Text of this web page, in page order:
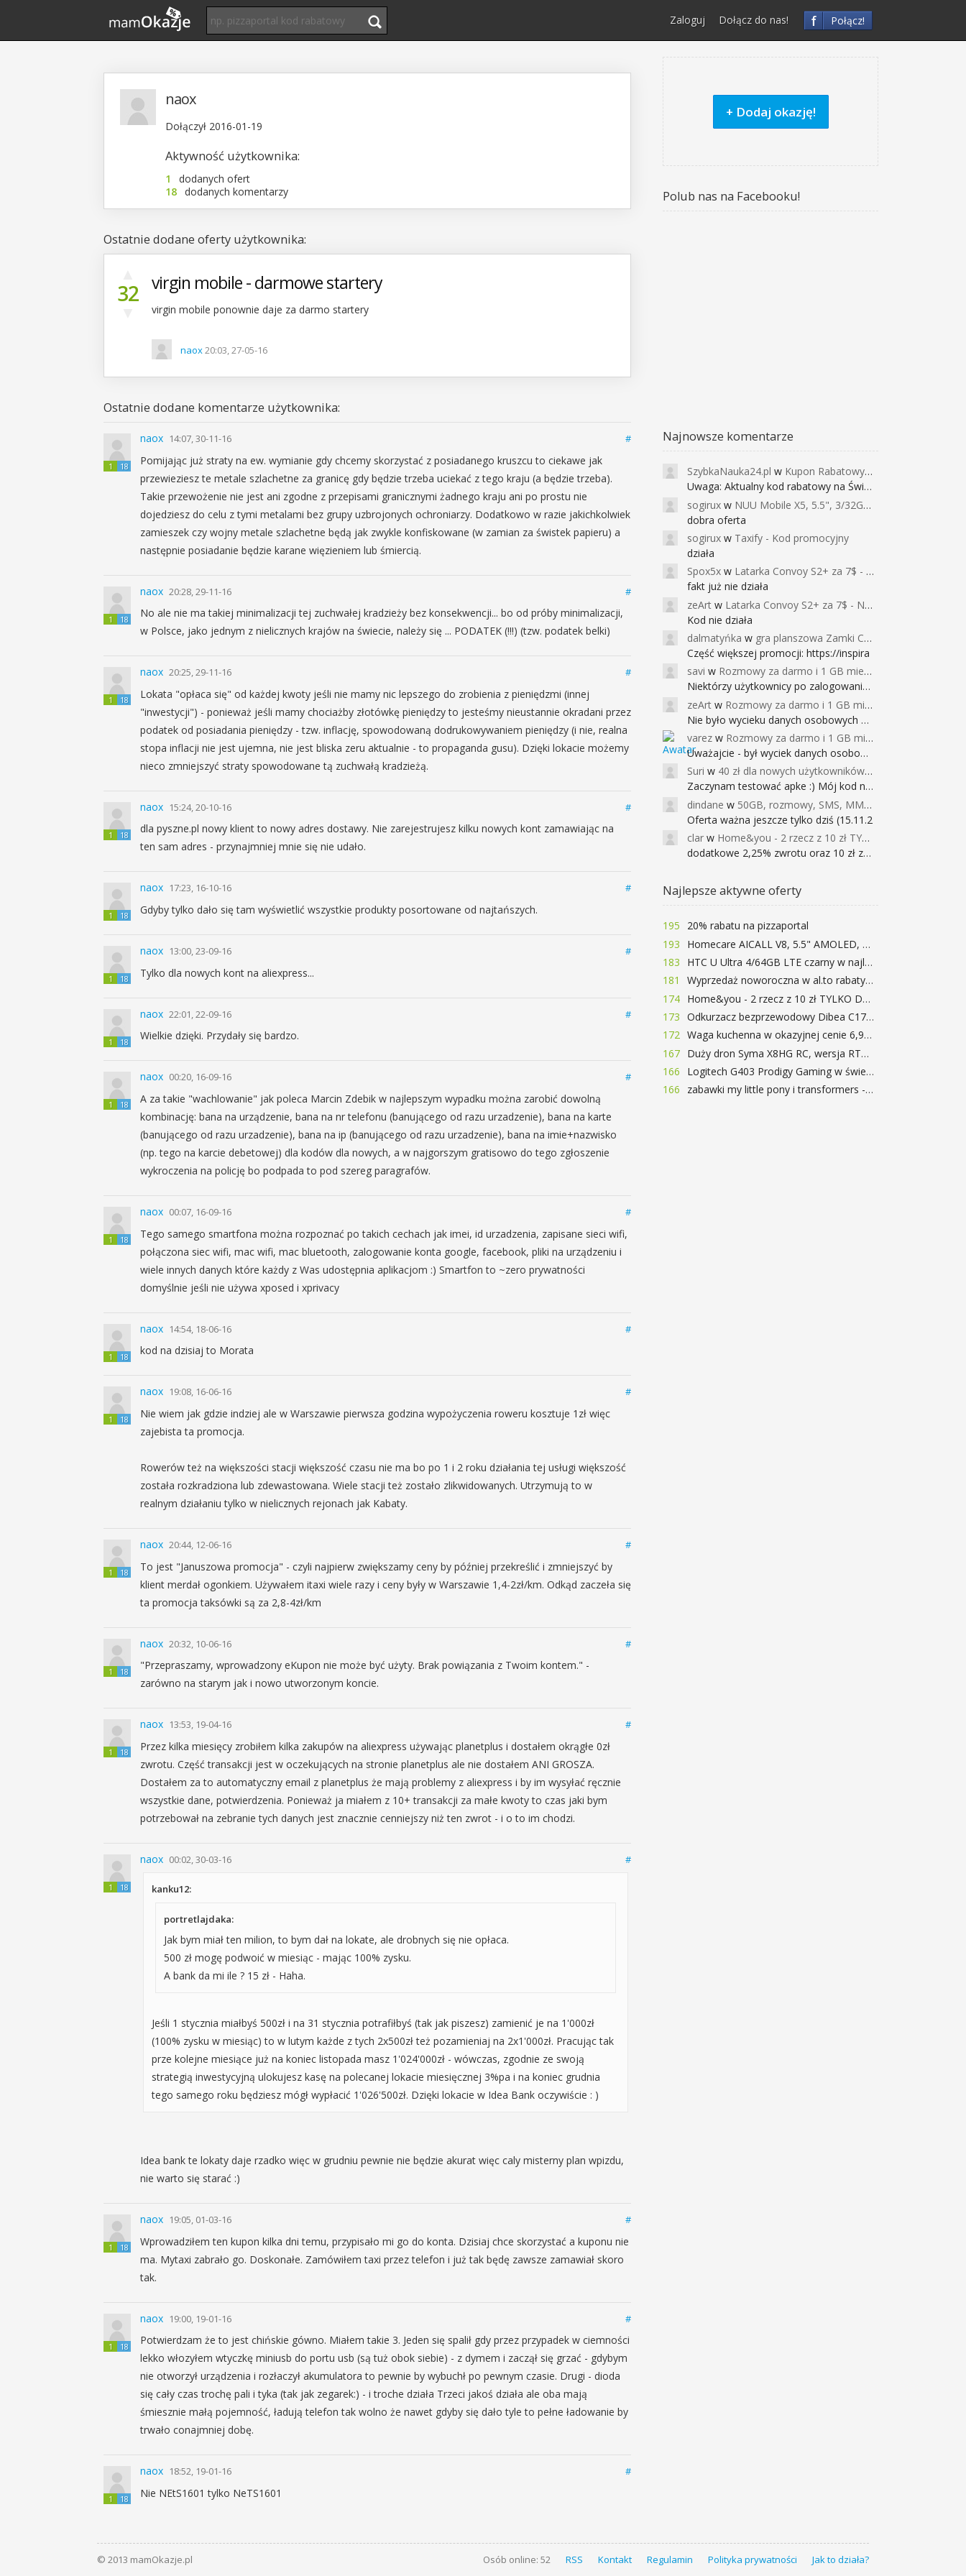
f Połącz!
Zaloguj Dołącz do nas!
naox
Dołączył 2016-01-19
Aktywność użytkownika:
1
dodanych ofert
18 dodanych komentarzy
Ostatnie dodane oferty użytkownika:
32 virgin mobile - darmowe startery
virgin mobile ponownie daje za darmo startery
naox20:03, 27-05-16
Ostatnie dodane komentarze użytkownika:
1 18
naox 14:07, 30-11-16 #
Pomijając już straty na ew. wymianie gdy chcemy skorzystać z posiadanego kruszcu to ciekawe jak
przewieziesz te metale szlachetne za granicę gdy będzie trzeba uciekać z tego kraju (a będzie trzeba).
Takie przewożenie nie jest ani zgodne z przepisami granicznymi żadnego kraju ani po prostu nie
dojedziesz do celu z tymi metalami bez grupy uzbrojonych ochroniarzy. Dodatkowo w razie jakichkolwiek
zamieszek czy wojny metale szlachetne będą jak zwykle konfiskowane (w zamian za świstek papieru) a
następnie posiadanie będzie karane więzieniem lub śmiercią.
1 18
naox 20:28, 29-11-16 #
No ale nie ma takiej minimalizacji tej zuchwałej kradzieży bez konsekwencji... bo od próby minimalizacji,
w Polsce, jako jednym z nielicznych krajów na świecie, należy się ... PODATEK (!!!) (tzw. podatek belki)
1 18
naox 20:25, 29-11-16 #
Lokata "opłaca się" od każdej kwoty jeśli nie mamy nic lepszego do zrobienia z pieniędzmi (innej
"inwestycji") - ponieważ jeśli mamy chociażby złotówkę pieniędzy to jesteśmy nieustannie okradani przez
podatek od posiadania pieniędzy - tzw. inflację, spowodowaną dodrukowywaniem pieniędzy (i nie, realna
stopa inflacji nie jest ujemna, nie jest bliska zeru aktualnie - to propaganda gusu). Dzięki lokacie możemy
nieco zmniejszyć straty spowodowane tą zuchwałą kradzieżą.
1 18
naox 15:24, 20-10-16 #
dla pyszne.pl nowy klient to nowy adres dostawy. Nie zarejestrujesz kilku nowych kont zamawiając na
ten sam adres - przynajmniej mnie się nie udało.
1 18
naox 17:23, 16-10-16 #
Gdyby tylko dało się tam wyświetlić wszystkie produkty posortowane od najtańszych.
1 18
naox 13:00, 23-09-16 #
Tylko dla nowych kont na aliexpress...
1 18
naox 22:01, 22-09-16 #
Wielkie dzięki. Przydały się bardzo.
1 18
naox 00:20, 16-09-16 #
A za takie "wachlowanie" jak poleca Marcin Zdebik w najlepszym wypadku można zarobić dowolną
kombinację: bana na urządzenie, bana na nr telefonu (banującego od razu urzadzenie), bana na karte
(banującego od razu urzadzenie), bana na ip (banującego od razu urzadzenie), bana na imie+nazwisko
(np. tego na karcie debetowej) dla kodów dla nowych, a w najgorszym gratisowo do tego zgłoszenie
wykroczenia na policję bo podpada to pod szereg paragrafów.
1 18
naox 00:07, 16-09-16 #
Tego samego smartfona można rozpoznać po takich cechach jak imei, id urzadzenia, zapisane sieci wifi,
połączona siec wifi, mac wifi, mac bluetooth, zalogowanie konta google, facebook, pliki na urządzeniu i
wiele innych danych które każdy z Was udostępnia aplikacjom :) Smartfon to ~zero prywatności
domyślnie jeśli nie używa xposed i xprivacy
1 18
naox 14:54, 18-06-16 #
kod na dzisiaj to Morata
1 18
naox 19:08, 16-06-16 #
Nie wiem jak gdzie indziej ale w Warszawie pierwsza godzina wypożyczenia roweru kosztuje 1zł więc
zajebista ta promocja.
Rowerów też na większości stacji większość czasu nie ma bo po 1 i 2 roku działania tej usługi większość
została rozkradziona lub zdewastowana. Wiele stacji też zostało zlikwidowanych. Utrzymują to w
realnym działaniu tylko w nielicznych rejonach jak Kabaty.
1 18
naox 20:44, 12-06-16 #
To jest "Januszowa promocja" - czyli najpierw zwiększamy ceny by później przekreślić i zmniejszyć by
klient merdał ogonkiem. Używałem itaxi wiele razy i ceny były w Warszawie 1,4-2zł/km. Odkąd zaczeła się
ta promocja taksówki są za 2,8-4zł/km
1 18
naox 20:32, 10-06-16 #
"Przepraszamy, wprowadzony eKupon nie może być użyty. Brak powiązania z Twoim kontem." -
zarówno na starym jak i nowo utworzonym koncie.
1 18
naox 13:53, 19-04-16 #
Przez kilka miesięcy zrobiłem kilka zakupów na aliexpress używając planetplus i dostałem okrągłe 0zł
zwrotu. Część transakcji jest w oczekujących na stronie planetplus ale nie dostałem ANI GROSZA.
Dostałem za to automatyczny email z planetplus że mają problemy z aliexpress i by im wysyłać ręcznie
wszystkie dane, potwierdzenia. Ponieważ ja miałem z 10+ transakcji za małe kwoty to czas jaki bym
potrzebował na zebranie tych danych jest znacznie cenniejszy niż ten zwrot - i o to im chodzi.
1 18
naox 00:02, 30-03-16 #
kanku12:
portretlajdaka:
Jak bym miał ten milion, to bym dał na lokate, ale drobnych się nie opłaca.
500 zł mogę podwoić w miesiąc - mając 100% zysku.
A bank da mi ile ? 15 zł - Haha.
Jeśli 1 stycznia miałbyś 500zł i na 31 stycznia potrafiłbyś (tak jak piszesz) zamienić je na 1'000zł
(100% zysku w miesiąc) to w lutym każde z tych 2x500zł też pozamieniaj na 2x1'000zł. Pracując tak
prze kolejne miesiące już na koniec listopada masz 1'024'000zł - wówczas, zgodnie ze swoją
strategią inwestycyjną ulokujesz kasę na polecanej lokacie miesięcznej 3%pa i na koniec grudnia
tego samego roku będziesz mógł wypłacić 1'026'500zł. Dzięki lokacie w Idea Bank oczywiście : )
Idea bank te lokaty daje rzadko więc w grudniu pewnie nie będzie akurat więc caly misterny plan wpizdu,
nie warto się starać :)
1 18
naox 19:05, 01-03-16 #
Wprowadziłem ten kupon kilka dni temu, przypisało mi go do konta. Dzisiaj chce skorzystać a kuponu nie
ma. Mytaxi zabrało go. Doskonałe. Zamówiłem taxi przez telefon i już tak będę zawsze zamawiał skoro
tak.
1 18
naox 19:00, 19-01-16 #
Potwierdzam że to jest chińskie gówno. Miałem takie 3. Jeden się spalił gdy przez przypadek w ciemności
lekko włozyłem wtyczkę miniusb do portu usb (są tuż obok siebie) - z dymem i zaczął się grzać - gdybym
nie otworzył urządzenia i rozłaczył akumulatora to pewnie by wybuchł po pewnym czasie. Drugi - dioda
się cały czas trochę pali i tyka (tak jak zegarek:) - i troche działa Trzeci jakoś działa ale oba mają
śmiesznie małą pojemność, ładują telefon tak wolno że nawet gdyby się dało tyle to pełne ładowanie by
trwało conajmniej dobę.
1 18
naox 18:52, 19-01-16 #
Nie NEtS1601 tylko NeTS1601
+ Dodaj okazję!
Polub nas na Facebooku!
Najnowsze komentarze
SzybkaNauka24.pl w Kupon Rabatowy na Kurs Angielskiego dla Dzieci - FunEnglish
Uwaga: Aktualny kod rabatowy na Święta (
sogirux w NUU Mobile X5, 5.5", 3/32GB, czujnik linii papilarnych, 2950mAh, aparat 13MP za 267zł - Banggood
dobra oferta
sogirux w Taxify - Kod promocyjny
działa
Spox5x w Latarka Convoy S2+ za 7$ - Najniższa cena od 2017r
fakt już nie działa
zeArt w Latarka Convoy S2+ za 7$ - Najniższa cena od 2017r
Kod nie działa
dalmatyńka w gra planszowa Zamki Caladale za 39zł
Część większej promocji: https://inspira
savi w Rozmowy za darmo i 1 GB miesięcznie
Niektórzy użytkownicy po zalogowaniu do
zeArt w Rozmowy za darmo i 1 GB miesięcznie
Nie było wycieku danych osobowych a nieo
varez w Rozmowy za darmo i 1 GB miesięcznie
Uważajcie - był wyciek danych osobowych
Suri w 40 zł dla nowych użytkowników Google Pay (dawniej Android Pay)
Zaczynam testować apke :) Mój kod na 40
dindane w 50GB, rozmowy, SMS, MMS bez limitu przez 6 miesięcy za darmo za przeniesienie numeru do Play NEXT
Oferta ważna jeszcze tylko dziś (15.11.2
clar w Home&you - 2 rzecz z 10 zł TYLKO DZISIAJ
dodatkowe 2,25% zwrotu oraz 10 zł za r
Najlepsze aktywne oferty
195
20% rabatu na pizzaportal
193
Homecare AICALL V8, 5.5" AMOLED, 4/128GB, Snapdragon 652, LTE, QC3.0, 3400mAh za 416zł
183
HTC U Ultra 4/64GB LTE czarny w najlepszej cenie na rynku 799 zł!!!
181
Wyprzedaż noworoczna w al.to rabaty do 72%
174
Home&you - 2 rzecz z 10 zł TYLKO DZISIAJ
173
Odkurzacz bezprzewodowy Dibea C17 za 77.99$ (~290zł)
172
Waga kuchenna w okazyjnej cenie 6,99$
167
Duży dron Syma X8HG RC, wersja RTF, kamera 8MP za 62$ (~233zł) - TomTop
166
Logitech G403 Prodigy Gaming w świetnej cenie 169 zł
166
zabawki my little pony i transformers -50%!
© 2013 mamOkazje.pl Osób online: 52 RSS Kontakt Regulamin Polityka prywatności Jak to działa?